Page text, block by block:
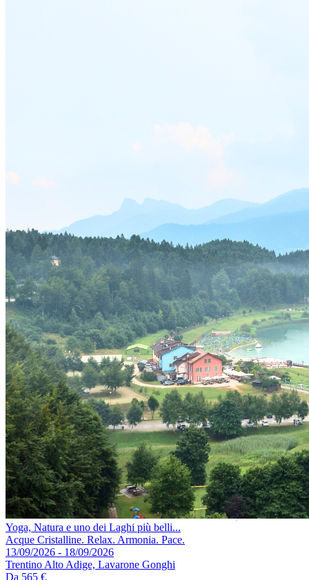
Yoga, Natura e uno dei Laghi più belli...
Acque Cristalline. Relax. Armonia. Pace.
13/09/2026 - 18/09/2026
Trentino Alto Adige, Lavarone Gonghi
Da 565 €